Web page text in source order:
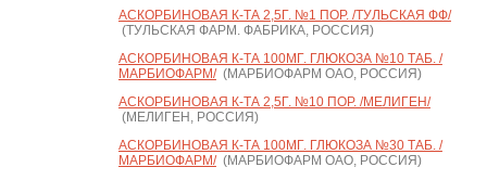
АСКОРБИНОВАЯ К-ТА 2,5Г. №1 ПОР. /ТУЛЬСКАЯ ФФ/
(ТУЛЬСКАЯ ФАРМ. ФАБРИКА, РОССИЯ)
АСКОРБИНОВАЯ К-ТА 100МГ. ГЛЮКОЗА №10 ТАБ. /
МАРБИОФАРМ/(МАРБИОФАРМ ОАО, РОССИЯ)
АСКОРБИНОВАЯ К-ТА 2,5Г. №10 ПОР. /МЕЛИГЕН/
(МЕЛИГЕН, РОССИЯ)
АСКОРБИНОВАЯ К-ТА 100МГ. ГЛЮКОЗА №30 ТАБ. /
МАРБИОФАРМ/(МАРБИОФАРМ ОАО, РОССИЯ)